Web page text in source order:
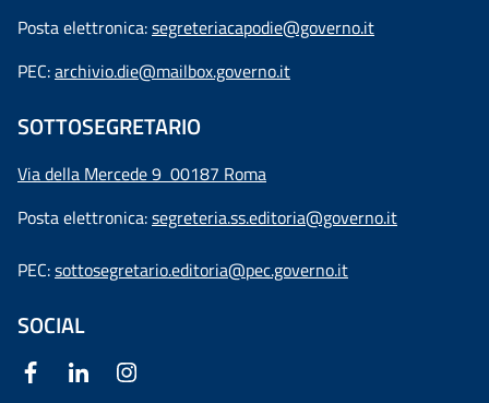
Posta elettronica:segreteriacapodie@governo.it
PEC:archivio.die@mailbox.governo.it
SOTTOSEGRETARIO
Via della Mercede 9 00187 Roma
Posta elettronica:segreteria.ss.editoria@governo.it
PEC:sottosegretario.editoria@pec.governo.it
SOCIAL